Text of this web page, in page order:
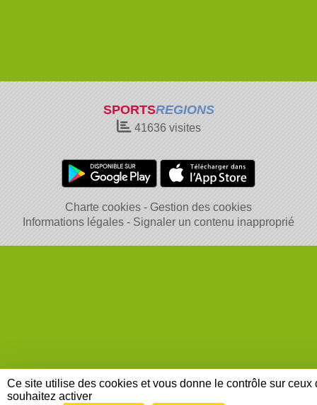
SPORTSREGIONS
41636visites
Charte cookies
Gestion des cookies
Informations légales
Signaler un contenu inapproprié
Ce site utilise des cookies et vous donne le contrôle sur ceux
souhaitez activer